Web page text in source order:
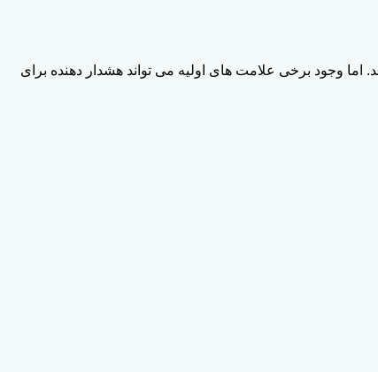
وجود برخی علامت های اولیه می تواند هشدار دهنده برای